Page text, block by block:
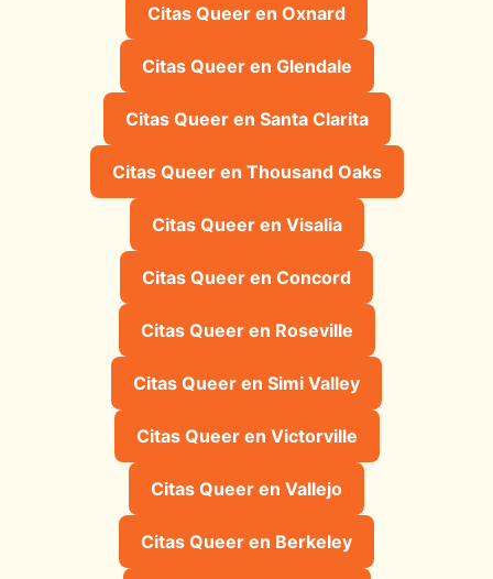
Citas Queer en Oxnard
Citas Queer en Glendale
Citas Queer en Santa Clarita
Citas Queer en Thousand Oaks
Citas Queer en Visalia
Citas Queer en Concord
Citas Queer en Roseville
Citas Queer en Simi Valley
Citas Queer en Victorville
Citas Queer en Vallejo
Citas Queer en Berkeley